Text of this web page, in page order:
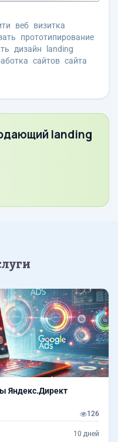
веб визитка
прототипирование
дизайн
landing
сайтов сайта
landing
Яндекс.Директ
126
10 дней